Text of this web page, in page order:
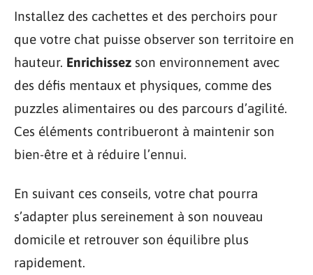
Installez des cachettes et des perchoirs pour
que votre chat puisse observer son territoire en
hauteur. Enrichissez son environnement avec
des défis mentaux et physiques, comme des
puzzles alimentaires ou des parcours d’agilité.
Ces éléments contribueront à maintenir son
bien-être et à réduire l’ennui.
En suivant ces conseils, votre chat pourra
s’adapter plus sereinement à son nouveau
domicile et retrouver son équilibre plus
rapidement.